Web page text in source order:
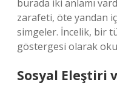
burada iki anlamı
zarafeti, öte yandan
simgeler. İncelik, bir
göstergesi olarak
Sosyal Eleştiri